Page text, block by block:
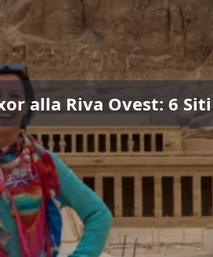
alla Riva Ovest: 6 Siti